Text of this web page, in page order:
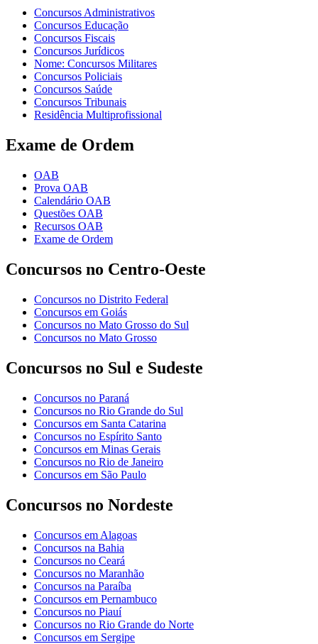
Concursos Administrativos
Concursos Educação
Concursos Fiscais
Concursos Jurídicos
Nome: Concursos Militares
Concursos Policiais
Concursos Saúde
Concursos Tribunais
Residência Multiprofissional
Exame de Ordem
OAB
Prova OAB
Calendário OAB
Questões OAB
Recursos OAB
Exame de Ordem
Concursos no Centro-Oeste
Concursos no Distrito Federal
Concursos em Goiás
Concursos no Mato Grosso do Sul
Concursos no Mato Grosso
Concursos no Sul e Sudeste
Concursos no Paraná
Concursos no Rio Grande do Sul
Concursos em Santa Catarina
Concursos no Espírito Santo
Concursos em Minas Gerais
Concursos no Rio de Janeiro
Concursos em São Paulo
Concursos no Nordeste
Concursos em Alagoas
Concursos na Bahia
Concursos no Ceará
Concursos no Maranhão
Concursos na Paraíba
Concursos em Pernambuco
Concursos no Piauí
Concursos no Rio Grande do Norte
Concursos em Sergipe